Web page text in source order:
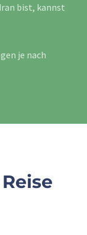
bist, kannst
je nach